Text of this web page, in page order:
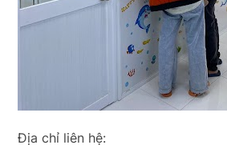
Địa chỉ liên hệ: